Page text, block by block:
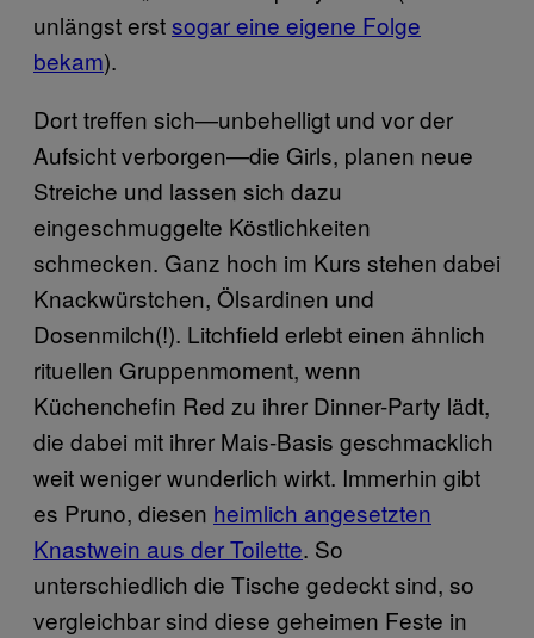
unlängst erstsogar eine eigene Folge
bekam).
Dort treffen sich—unbehelligt und vor der
Aufsicht verborgen—die Girls, planen neue
Streiche und lassen sich dazu
eingeschmuggelte Köstlichkeiten
schmecken. Ganz hoch im Kurs stehen dabei
Knackwürstchen, Ölsardinen und
Dosenmilch(!). Litchfield erlebt einen ähnlich
rituellen Gruppenmoment, wenn
Küchenchefin Red zu ihrer Dinner-Party lädt,
die dabei mit ihrer Mais-Basis geschmacklich
weit weniger wunderlich wirkt. Immerhin gibt
es Pruno, diesen heimlich angesetzten
Knastwein aus der Toilette. So
unterschiedlich die Tische gedeckt sind, so
vergleichbar sind diese geheimen Feste in